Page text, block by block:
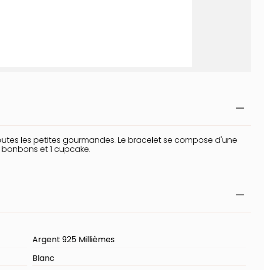
les petites gourmandes. Le bracelet se compose d'une
et 1 cupcake.
Argent 925 Millièmes
Blanc